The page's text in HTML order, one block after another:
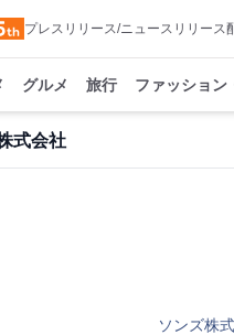
プレスリリース/ニュースリリース
グルメ 旅行 ファッション
式会社
ソンズ株